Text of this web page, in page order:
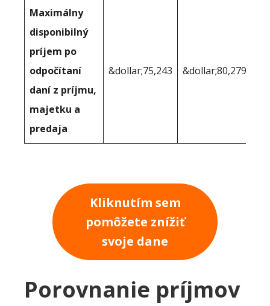
Maximálny
disponibilný
príjem po
odpočítaní
daní z príjmu,
majetku a
predaja
&dollar;75,243 &dollar;80,279
Kliknutím sem
pomôžete znížiť
svoje dane
Porovnanie príjmov